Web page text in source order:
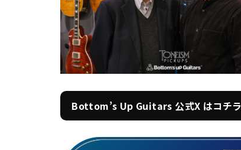
Bottom’s Up Guitars 公式X はコチラ